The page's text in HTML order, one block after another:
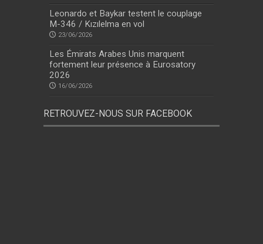
Leonardo et Baykar testent le couplage
M-346 / Kızılelma en vol
23/06/2026
Les Émirats Arabes Unis marquent
fortement leur présence à Eurosatory
2026
16/06/2026
RETROUVEZ-NOUS SUR FACEBOOK